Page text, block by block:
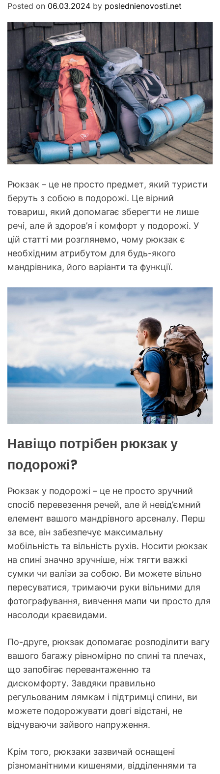
s
D
E
Posted on 06.03.2024 by poslednienovosti.net
Рюкзак – це не просто предмет, який туристи
беруть з собою в подорожі. Це вірний
товариш, який допомагає зберегти не лише
речі, але й здоров’я і комфорт у подорожі. У
цій статті ми розглянемо, чому рюкзак є
необхідним атрибутом для будь-якого
мандрівника, його варіанти та функції.
Навіщо потрібен рюкзак у
подорожі?
Рюкзак у подорожі – це не просто зручний
спосіб перевезення речей, але й невід’ємний
елемент вашого мандрівного арсеналу. Перш
за все, він забезпечує максимальну
мобільність та вільність рухів. Носити рюкзак
на спині значно зручніше, ніж тягти важкі
сумки чи валізи за собою. Ви можете вільно
пересуватися, тримаючи руки вільними для
фотографування, вивчення мапи чи просто для
насолоди краєвидами.
По-друге, рюкзак допомагає розподілити вагу
вашого багажу рівномірно по спині та плечах,
що запобігає перевантаженню та
дискомфорту. Завдяки правильно
регульованим лямкам і підтримці спини, ви
можете подорожувати довгі відстані, не
відчуваючи зайвого напруження.
Крім того, рюкзаки зазвичай оснащені
різноманітними кишенями, відділеннями та